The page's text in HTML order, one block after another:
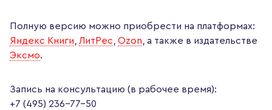
Полную версию можно приобрести на платформах:
Яндекс Книги, ЛитРес, Ozon, а также в издательстве
Эксмо.
Запись на консультацию (в рабочее время):
+7 (495) 236-77-50